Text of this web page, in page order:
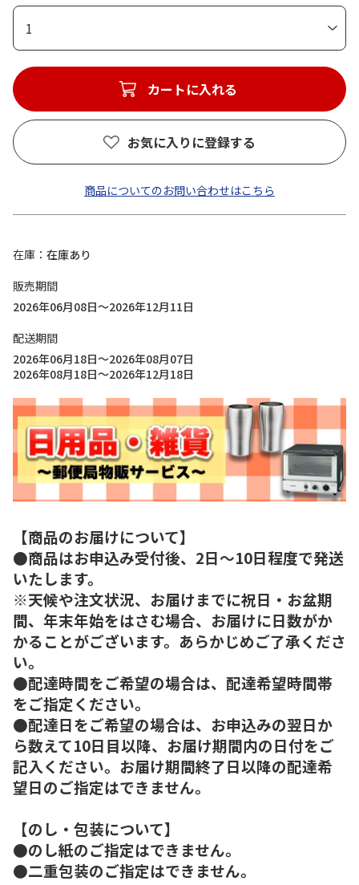
1
カートに入れる
お気に入りに登録する
商品についてのお問い合わせはこちら
在庫
在庫あり
販売期間
2026年06月08日～2026年12月11日
配送期間
2026年06月18日～2026年08月07日
2026年08月18日～2026年12月18日
【商品のお届けについて】
●商品はお申込み受付後、2日～10日程度で発送
いたします。
※天候や注文状況、お届けまでに祝日・お盆期
間、年末年始をはさむ場合、お届けに日数がか
かることがございます。あらかじめご了承くださ
い。
●配達時間をご希望の場合は、配達希望時間帯
をご指定ください。
●配達日をご希望の場合は、お申込みの翌日か
ら数えて10日目以降、お届け期間内の日付をご
記入ください。お届け期間終了日以降の配達希
望日のご指定はできません。
【のし・包装について】
●のし紙のご指定はできません。
●二重包装のご指定はできません。